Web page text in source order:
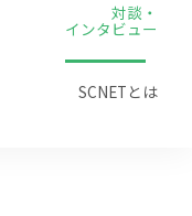
対談・
インタビュー
SCNETとは